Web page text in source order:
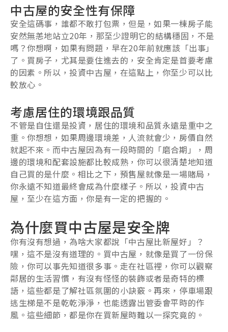
中古屋的安全性有保障
安全這碼事，誰都不敢打包票，但是，如果一棟房子能
安然無恙地站立20年，那至少證明它的結構穩固，不是
嗎？你想啊，如果有問題，早在20年前就應該「出事」
了。買房子，尤其是要住進去的，安全肯定是首要考慮
的因素。所以，投資中古屋，在這點上，你至少可以比
較放心。
考慮居住的環境跟品質
不管是自住還是投資，居住的環境和品質永遠是重中之
重。你想想，如果周邊環境差，人流就會少，房價自然
就起不來。而中古屋因為有一段時間的「磨合期」，周
邊的環境和配套設施都比較成熟，你可以很清楚地知道
自己買的是什麼。相比之下，預售屋就像是一場賭局，
你永遠不知道最終會成為什麼樣子。所以，投資中古
屋，至少在這方面，你是有一定的把握的。
為什麼買中古屋是安全牌
你有沒有想過，為啥大家都說「中古屋比新屋好」？
嘿，這不是沒有道理的。買中古屋，就像是買了一份保
險，你可以事先知道很多事。走在社區裡，你可以觀察
鄰居的生活習慣，有沒有怪怪的裝飾或者是奇特的標
語，這些都是了解社區氛圍的小訣竅。再來，停車場跟
逃生梯是不是乾乾淨淨，也能透露出管委會平時的作
風。這些細節，都是你在買新屋時難以一探究竟的。